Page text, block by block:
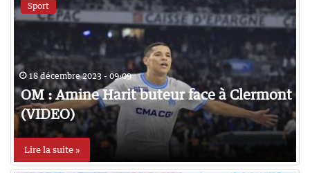
Sport
18 décembre 2023 - 09:09
OM : Amine Harit buteur face à Clermont
(VIDEO)
Lire la suite »